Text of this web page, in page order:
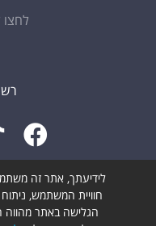
חוויית המשתמש,
לחצו
עודכן